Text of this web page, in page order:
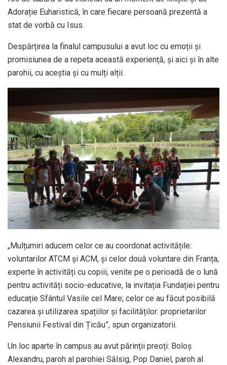
Adorație Euharistică, în care fiecare persoană prezentă a
stat de vorbă cu Isus.
Despărțirea la finalul campusului a avut loc cu emoții și
promisiunea de a repeta această experiență, și aici și în alte
parohii, cu aceștia și cu mulți alții.
„Mulțumiri aducem celor ce au coordonat activitățile:
voluntarilor ATCM și ACM, și celor două voluntare din Franța,
experte în activități cu copiii, venite pe o perioadă de o lună
pentru activități socio-educative, la invitația Fundației pentru
educație Sfântul Vasile cel Mare; celor ce au făcut posibilă
cazarea și utilizarea spațiilor și facilităților: proprietarilor
Pensiunii Festival din Țicău”, spun organizatorii.
Un loc aparte în campus au avut părinții preoți: Boloș
Alexandru, paroh al parohiei Sălsig, Pop Daniel, paroh al